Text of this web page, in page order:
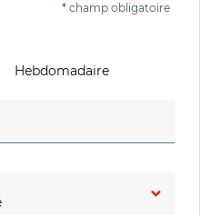
* champ obligatoire
Hebdomadaire
obligatoire)